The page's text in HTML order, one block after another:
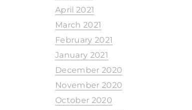
April 2021
March 2021
February 2021
January 2021
December 2020
November 2020
October 2020